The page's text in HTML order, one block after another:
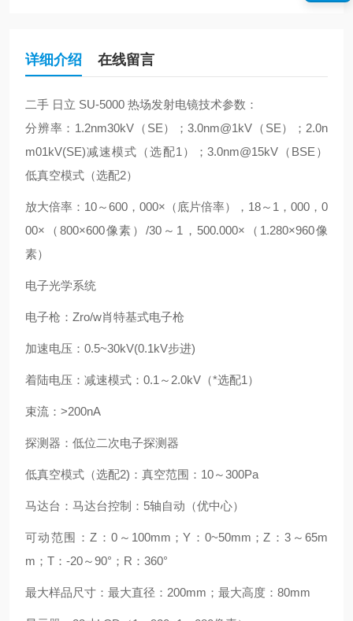
详细介绍 在线留言
二手 日立 SU-5000 热场发射电镜技术参数：
分辨率：1.2nm30kV（SE）；3.0nm@1kV（SE）；2.0n
m01kV(SE)减速模式（选配1）；3.0nm@15kV（BSE）
低真空模式（选配2）
放大倍率：10～600，000×（底片倍率），18～1，000，0
00×（800×600像素）/30～1，500.000×（1.280×960像
素）
电子光学系统
电子枪：Zro/w肖特基式电子枪
加速电压：0.5~30kV(0.1kV步进)
着陆电压：减速模式：0.1～2.0kV（*选配1）
束流：>200nA
探测器：低位二次电子探测器
低真空模式（选配2)：真空范围：10～300Pa
马达台：马达台控制：5轴自动（优中心）
可动范围：Z：0～100mm；Y：0~50mm；Z：3～65m
m；T：-20～90°；R：360°
最大样品尺寸：最大直径：200mm；最大高度：80mm